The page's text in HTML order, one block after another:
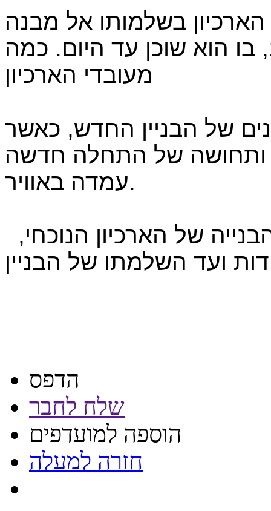
את הארכיון בשלמותו אל מבנה
ייעודי חדש, שנחנך ב- 1987, בו הוא שוכן עד היום. כמה
מעובדי הארכיון
של הבניין החדש, כאשר
ותחושה של התחלה חדשה
עמדה באוויר.
הדפס
שלח לחבר
הוספה למועדפים
חזרה למעלה